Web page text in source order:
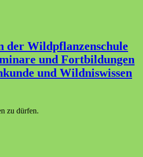
der Wildpflanzenschule
und Fortbildungen
und Wildniswissen
zu dürfen.